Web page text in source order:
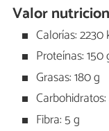
Valor
Calorías: 2230
Proteínas: 150
Grasas: 180 g
Fibra: 5 g